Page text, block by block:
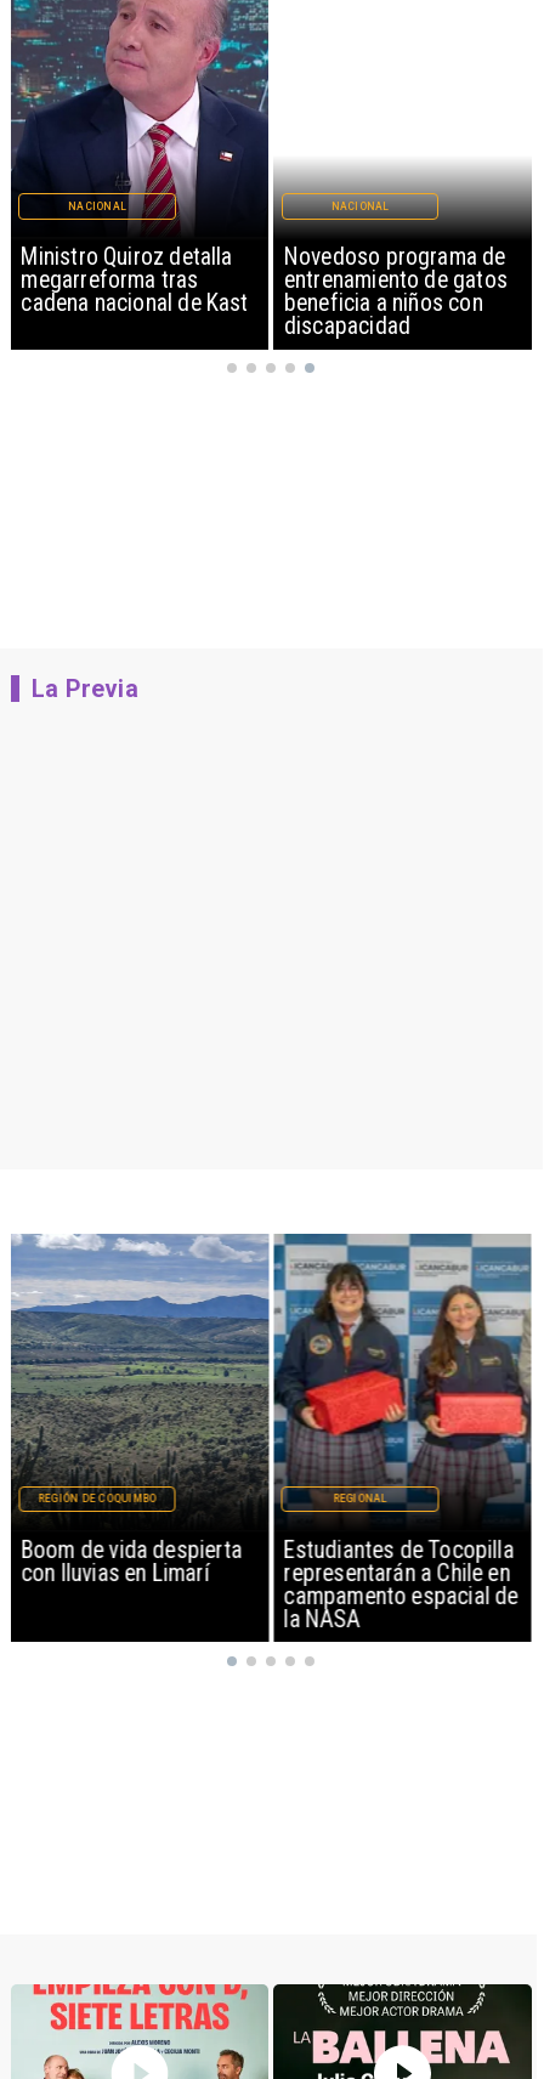
Ministro Quiroz detalla
megarreforma tras
cadena nacional de Kast
NACIONAL
Novedoso programa de
entrenamiento de gatos
beneficia a niños con
discapacidad
NACIONAL
La Previa
Boom de vida despierta
con lluvias en Limarí
REGIÓN DE COQUIMBO
Estudiantes de Tocopilla
representarán a Chile en
campamento espacial de
la NASA
REGIONAL